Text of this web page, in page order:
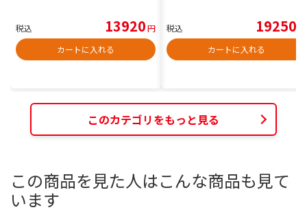
税込 13920円
カートに入れる
税込 19250
カートに入れる
このカテゴリをもっと見る
この商品を見た人はこんな商品も見て
います